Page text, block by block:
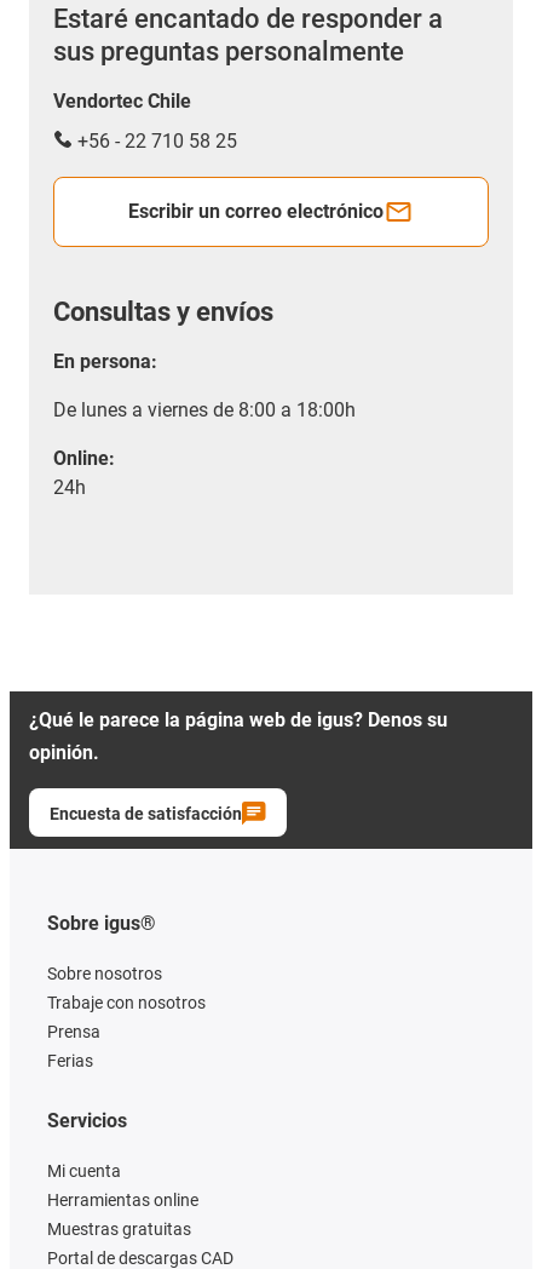
Estaré encantado de responder a
sus preguntas personalmente
Vendortec Chile
+56 - 22 710 58 25
Escribir un correo electrónico
Consultas y envíos
En persona:
De lunes a viernes de 8:00 a 18:00h
Online:
24h
¿Qué le parece la página web de igus? Denos su
opinión.
Encuesta de satisfacción
Sobre igus®
Sobre nosotros
Trabaje con nosotros
Prensa
Ferias
Servicios
Mi cuenta
Herramientas online
Muestras gratuitas
Portal de descargas CAD